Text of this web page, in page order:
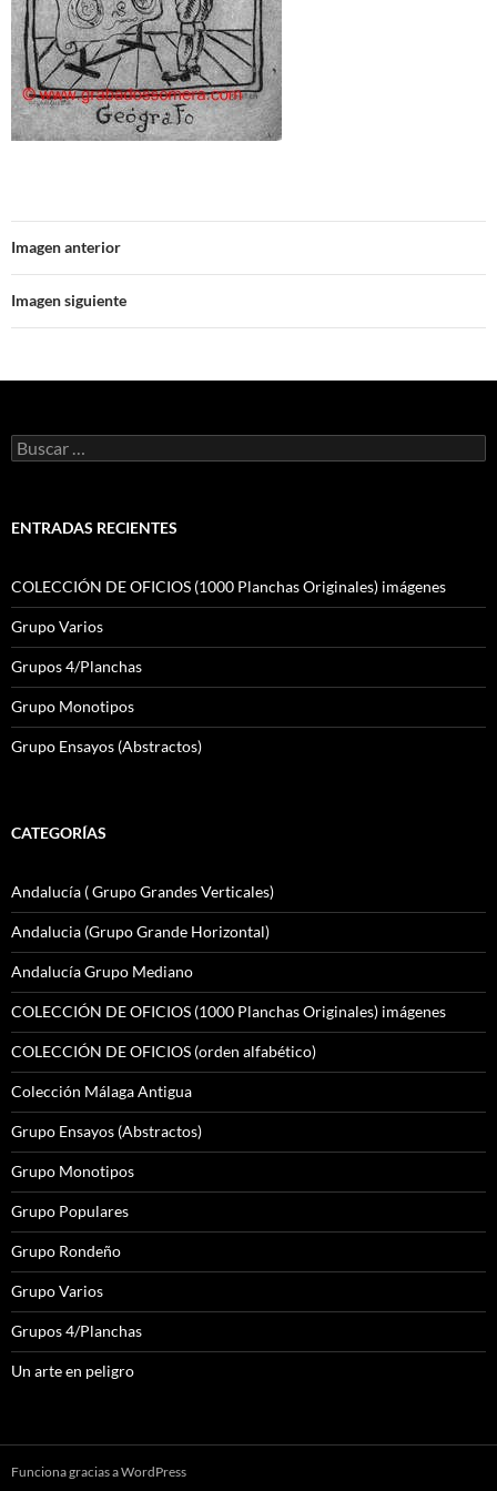
Imagen anterior
Imagen siguiente
Buscar:
ENTRADAS RECIENTES
COLECCIÓN DE OFICIOS (1000 Planchas Originales) imágenes
Grupo Varios
Grupos 4/Planchas
Grupo Monotipos
Grupo Ensayos (Abstractos)
CATEGORÍAS
Andalucía ( Grupo Grandes Verticales)
Andalucia (Grupo Grande Horizontal)
Andalucía Grupo Mediano
COLECCIÓN DE OFICIOS (1000 Planchas Originales) imágenes
COLECCIÓN DE OFICIOS (orden alfabético)
Colección Málaga Antigua
Grupo Ensayos (Abstractos)
Grupo Monotipos
Grupo Populares
Grupo Rondeño
Grupo Varios
Grupos 4/Planchas
Un arte en peligro
Funciona gracias a WordPress